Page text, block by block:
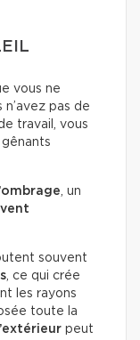
vous ne
pas de
travail, vous
, un
souvent
, ce qui crée
les rayons
toute la
peut